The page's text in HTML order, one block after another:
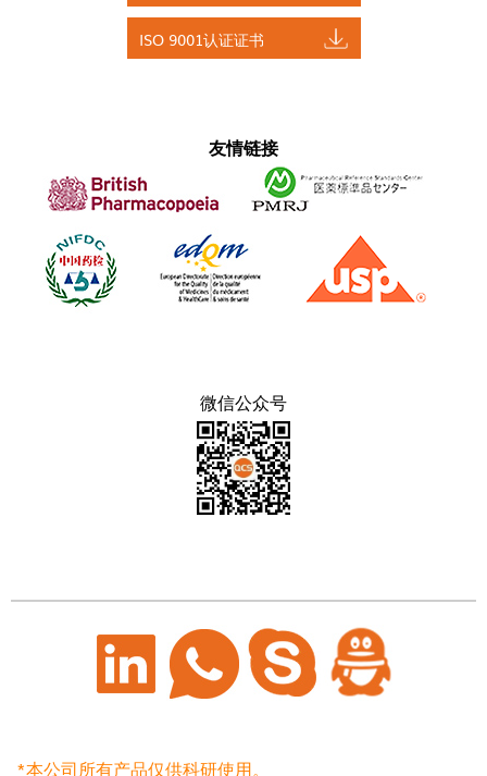
ISO 9001认证证书
友情链接
微信公众号
*本公司所有产品仅供科研使用。